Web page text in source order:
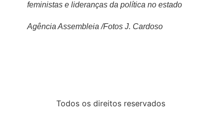
feministas e lideranças da política no estado
Agência Assembleia /Fotos J. Cardoso
Todos os direitos reservados